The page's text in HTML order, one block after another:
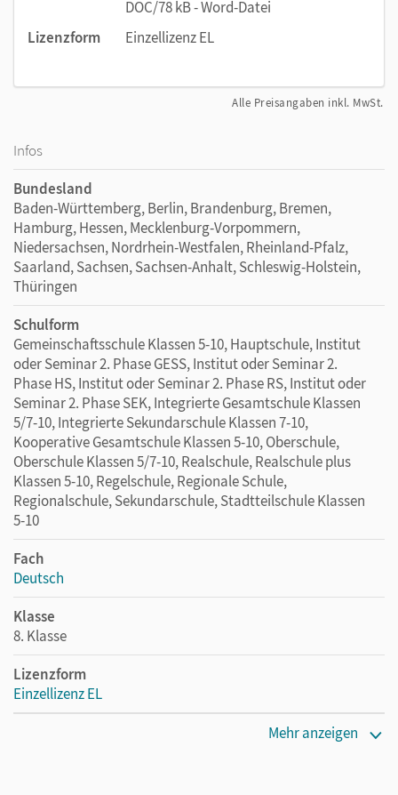
DOC/78 kB - Word-Datei
Lizenzform
Einzellizenz EL
Alle Preisangaben inkl. MwSt.
Infos
Bundesland
Baden-Württemberg, Berlin, Brandenburg, Bremen,
Hamburg, Hessen, Mecklenburg-Vorpommern,
Niedersachsen, Nordrhein-Westfalen, Rheinland-Pfalz,
Saarland, Sachsen, Sachsen-Anhalt, Schleswig-Holstein,
Thüringen
Schulform
Gemeinschaftsschule Klassen 5-10, Hauptschule, Institut
oder Seminar 2. Phase GESS, Institut oder Seminar 2.
Phase HS, Institut oder Seminar 2. Phase RS, Institut oder
Seminar 2. Phase SEK, Integrierte Gesamtschule Klassen
5/7-10, Integrierte Sekundarschule Klassen 7-10,
Kooperative Gesamtschule Klassen 5-10, Oberschule,
Oberschule Klassen 5/7-10, Realschule, Realschule plus
Klassen 5-10, Regelschule, Regionale Schule,
Regionalschule, Sekundarschule, Stadtteilschule Klassen
5-10
Fach
Deutsch
Klasse
8. Klasse
Lizenzform
Einzellizenz EL
Mehr anzeigen